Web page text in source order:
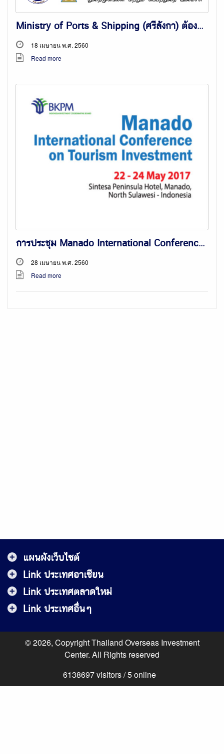
Ministry of Ports & Shipping (ศรีลังกา) ต้องการหา Partner ในการดำเนินธุรกิจ Passenger Cum Cargo Vessel ระหว่าง COLOMBO และ TUTICORIN
18 เมษายน พ.ศ. 2560
Read more
การประชุม Manado International Conference on Tourism Investment ณ เมืองมานาโด สาธารณรัฐอินโดนีเซีย
28 เมษายน พ.ศ. 2560
Read more
แผนผังเว็บไซต์
Link ประเทศอาเซียน
Link ประเทศตลาดใหม่
Link ประเทศอื่นๆ
© 2026, Copyright Thailand Overseas Investment
Center. All Rights reserved
6138697 visitors / 5 online